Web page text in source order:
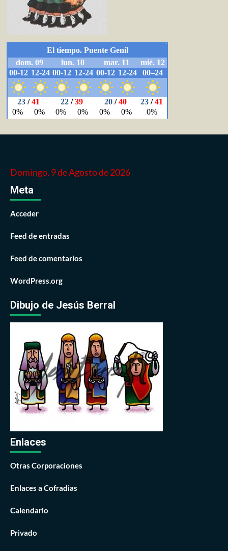
Domingo, 9 de Agosto de 2026
Meta
Acceder
Feed de entradas
Feed de comentarios
WordPress.org
Dibujo de Jesús Berral
Enlaces
Otras Corporaciones
Enlaces a Cofradias
Calendario
Privado